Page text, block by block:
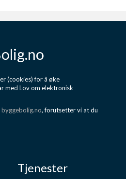
(cookies) for å øke
med Lov om elektronisk
byggebolig.no, forutsetter vi at du
Tjenester